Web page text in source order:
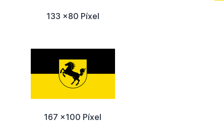
133 x80 Píxel
167 x100 Píxel